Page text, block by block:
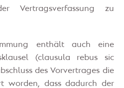
Vertragsverfassung zu
enthält auch eine
(clausula rebus sic
des Vorvertrages die
worden, dass dadurch der